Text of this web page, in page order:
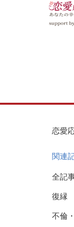
恋愛
関連
全記
復縁
不倫